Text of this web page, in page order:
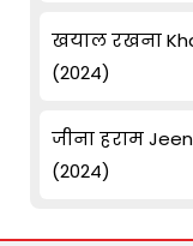
खयाल रखना
(2024)
जीना हराम
(2024)